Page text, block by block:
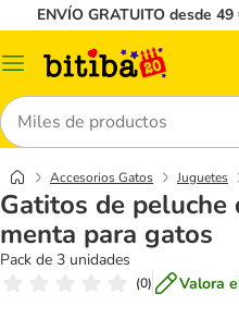
ENVÍO GRATUITO desde
Menú
Buscar
Accesorios Gatos Juguetes
Gatitos de
menta para gatos
Pack de 3 unidades
(0) Valora